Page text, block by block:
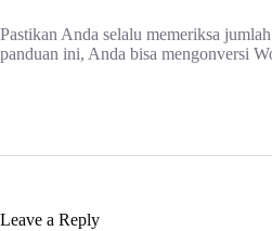
Pastikan Anda selalu memeriksa
panduan ini, Anda bisa mengonversi
Leave a Reply